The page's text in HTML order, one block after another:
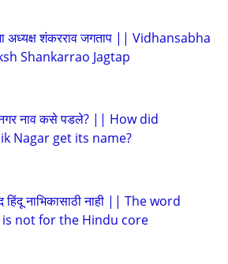
अध्यक्ष शंकरराव जगताप || Vidhansabha
Shankarrao Jagtap
नाव कसे पडले? || How did
Nagar get its name?
हिंदू नाभिकासाठी नाही || The word
not for the Hindu core